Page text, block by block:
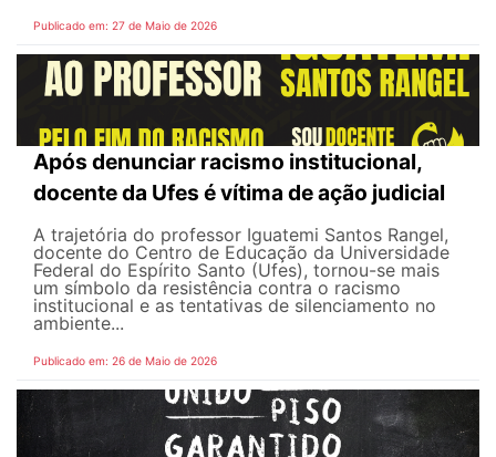
Publicado em: 27 de Maio de 2026
Após denunciar racismo institucional,
docente da Ufes é vítima de ação judicial
A trajetória do professor Iguatemi Santos Rangel,
docente do Centro de Educação da Universidade
Federal do Espírito Santo (Ufes), tornou-se mais
um símbolo da resistência contra o racismo
institucional e as tentativas de silenciamento no
ambiente...
Publicado em: 26 de Maio de 2026